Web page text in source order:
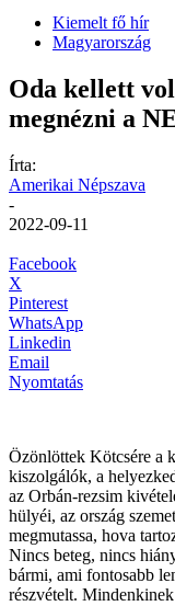
Kiemelt fő hír
Magyarország
Oda kellett
megnézni a
Írta:
Amerikai Népszava
-
2022-09-11
Facebook
X
Pinterest
WhatsApp
Linkedin
Email
Nyomtatás
Özönlöttek Kötcsére a
kiszolgálók, a
az Orbán-rezsim
hülyéi, az ország
megmutassa, hova
Nincs beteg, nincs
bármi, ami fontosabb
részvételt.